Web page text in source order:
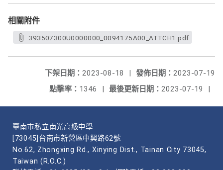
相關附件
393507300U0000000_0094175A00_ATTCH1.pdf
發佈日期： 2023-07-19
下架日期： 2023-08-18
|
最後更新日期： 2023-07-19 |
點擊率： 1346 |
臺南市私立南光高級中學
[73045]台南市新營區中興路62號
No.62, Zhongxing Rd., Xinying Dist., Tainan City 73045,
Taiwan (R.O.C.)